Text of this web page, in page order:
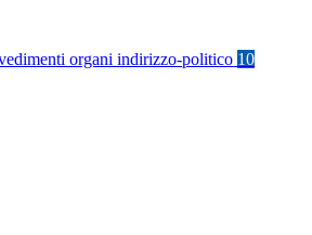
organi indirizzo-politico 10